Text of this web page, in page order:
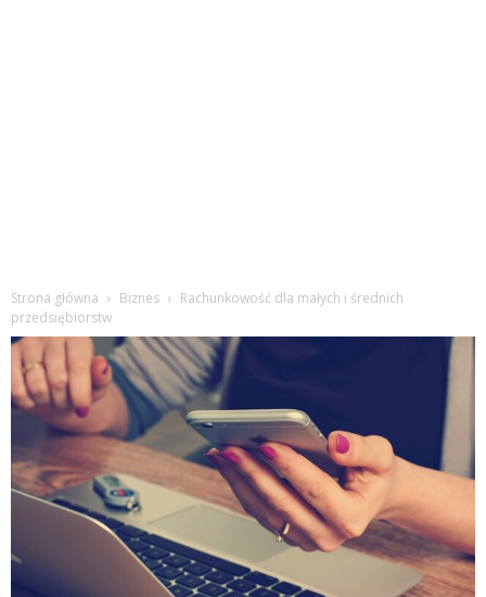
Strona główna Biznes
Rachunkowość dla małych i średnich
przedsiębiorstw